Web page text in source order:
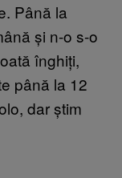
Până la
și n-o s-o
înghiți,
până la 12
dar știm